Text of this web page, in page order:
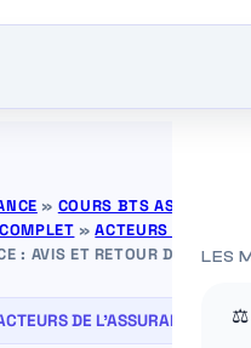
LES
⚖️
» COURS BTS ASSURANCE
»ACTEURS DE
: AVIS ET RETOUR
DE L'ASSURANCE